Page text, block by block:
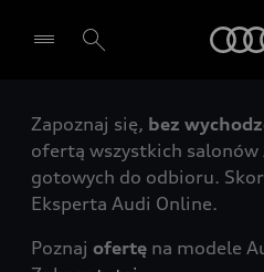
Wybierz Twojego
Zapoznaj się, bez
ofertą wszystkich
gotowych do odbioru.
Eksperta Audi Online.
Poznaj ofertę na modele